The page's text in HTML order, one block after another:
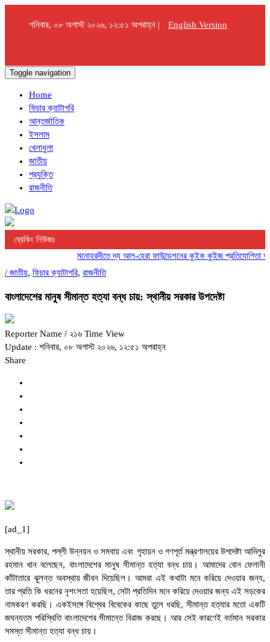
শনিবার, ০৮ অগাস্ট ২০২৬, ১২:৫১ অপরাহ্ন | English Version
Toggle navigation
Home
ফিচার ক্যাটাগরি
আন্তর্জাতিক
ইসলাম
খেলাধুলা
জাতীয়
প্রযুক্তি
রাজনীতি
ব্রেকিং নিউজঃ
মনোহরদীতে দ্য আল-হেরা ফাউন্ডেশনের কুইক কুইজ প্রতিযোগিতা
/ জাতীয়, ফিচার ক্যাটাগরি, রাজনীতি
বাংলাদেশের মানুষ সীমান্ত হত্যা বন্ধ চায়: স্থানীয় সরকার উপদেষ্টা
Reporter Name / ২১৬ Time View
Update : শনিবার, ০৮ অগাস্ট ২০২৬, ১২:৫১ অপরাহ্ন
Share
[ad_1]
স্থানীয় সরকার, পল্লী উন্নয়ন ও সমবায় এবং গৃহায়ন ও গণপূর্ত মন্ত্রণালয়ের উপদেষ্টা আদিলুর
রহমান খান বলেছেন, বাংলাদেশের মানুষ সীমান্ত হত্যা বন্ধ চায়। আমাদের বোন ফেলানী
কাঁটাতারে ঝুলন্ত অবস্থায় জীবন দিয়েছিল। আমরা এই কথাটা মনে করিয়ে দেওয়ার জন্য,
তার প্রতি কি ধরনের নৃশংসতা হয়েছিল, সেটা প্রতিদিন মনে করিয়ে দেওয়ার জন্য এই সড়কের
নামকরণ করছি। একইসঙ্গে বিশ্বের বিবেকের কাছে তুলে ধরছি, সীমান্ত হত্যার মতো একটি
জঘন্যতম পরিস্থিতি বাংলাদেশের সীমান্তে বিরাজ করছে। আর সেই কারণেই বর্তমান সরকার
সমস্ত সীমান্ত হত্যা বন্ধ চায়।